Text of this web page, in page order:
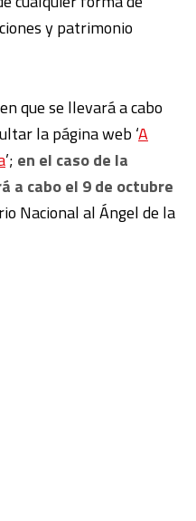
y patrimonio
que se llevará a cabo
la página web ‘A
’; en el caso de la
a cabo el 9 de octubre
Nacional al Ángel de la